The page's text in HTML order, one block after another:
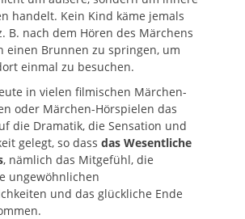
handelt. Kein Kind käme jemals
B. nach dem Hören des Märchens
einen Brunnen zu springen, um
einmal zu besuchen.
in vielen filmischen Märchen-
oder Märchen-Hörspielen das
die Dramatik, die Sensation und
gelegt, so dass das Wesentliche
, nämlich das Mitgefühl, die
ungewöhnlichen
und das glückliche Ende